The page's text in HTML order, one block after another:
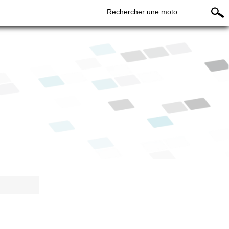
Rechercher une moto ...